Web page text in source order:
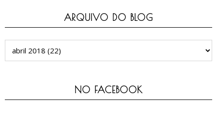
ARQUIVO DO BLOG
NO FACEBOOK